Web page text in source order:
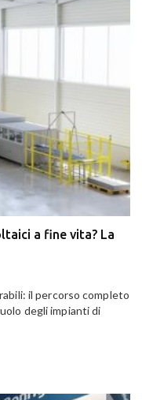
a fine vita? La
il percorso completo
degli impianti di